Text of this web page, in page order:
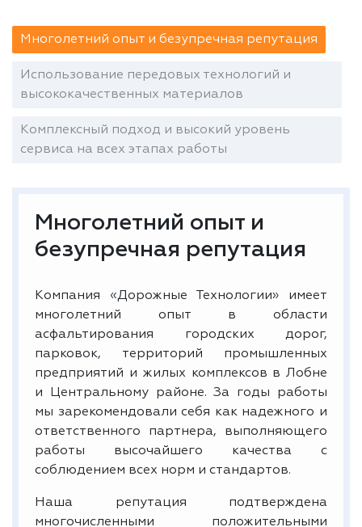
Многолетний опыт и безупречная репутация
Использование передовых технологий и
высококачественных материалов
Комплексный подход и высокий уровень
сервиса на всех этапах работы
Многолетний опыт и
безупречная репутация
Компания «Дорожные Технологии» имеет
многолетний опыт в области
асфальтирования городских дорог,
парковок, территорий промышленных
предприятий и жилых комплексов в Лобне
и Центральному районе. За годы работы
мы зарекомендовали себя как надежного и
ответственного партнера, выполняющего
работы высочайшего качества с
соблюдением всех норм и стандартов.
Наша репутация подтверждена
многочисленными положительными